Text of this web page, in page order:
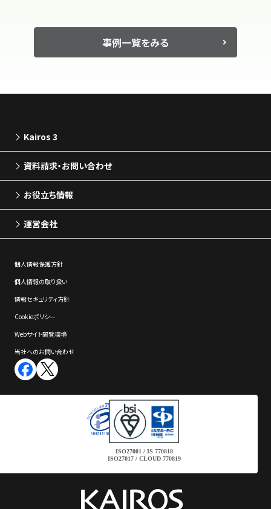
事例一覧をみる
ISO27001 / IS 770818
ISO27017 / CLOUD 770819
Kairos 3
資料請求・お問い合わせ
お役立ち情報
運営会社
個⼈情報保護⽅針
個⼈情報の取り扱い
情報セキュリティ⽅針
Cookieポリシー
Webサイト閲覧環境
当社へのお問い合わせ